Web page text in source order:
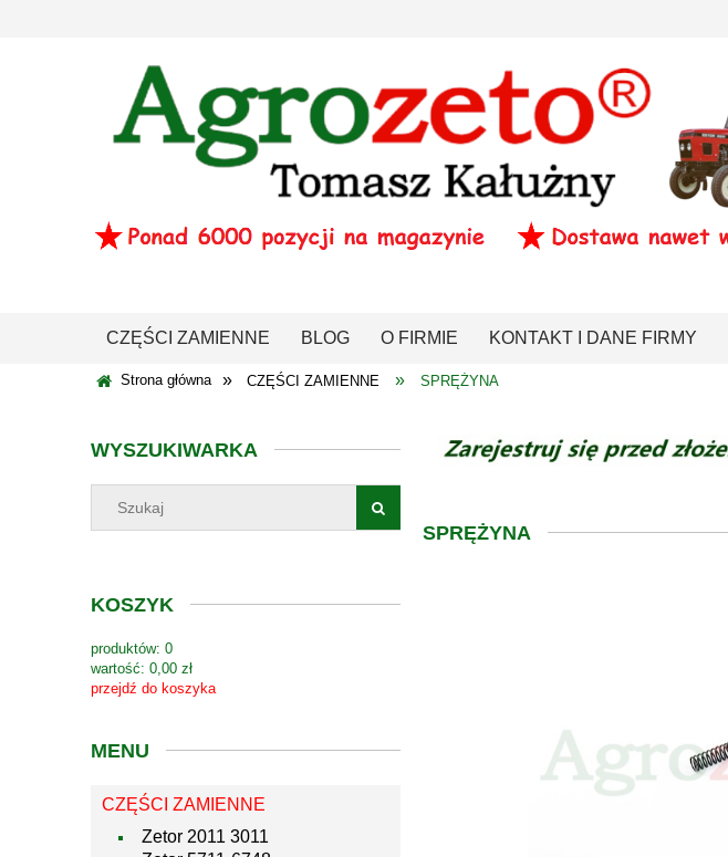
CZĘŚCI ZAMIENNE BLOG O FIRMIE KONTAKT I DANE FIRMY
Strona główna » CZĘŚCI ZAMIENNE » SPRĘŻYNA
WYSZUKIWARKA
KOSZYK
produktów: 0
wartość: 0,00 zł
przejdź do koszyka
MENU
CZĘŚCI ZAMIENNE
Zetor 2011 3011
SPRĘŻYNA